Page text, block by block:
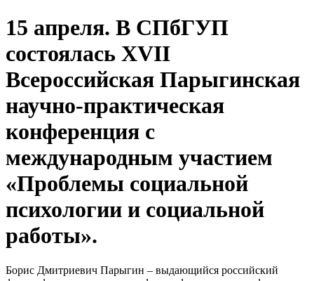
15 апреля. В СПбГУП
состоялась XVII
Всероссийская Парыгинская
научно-практическая
конференция с
международным участием
«Проблемы социальной
психологии и социальной
работы».
Борис Дмитриевич Парыгин – выдающийся российский